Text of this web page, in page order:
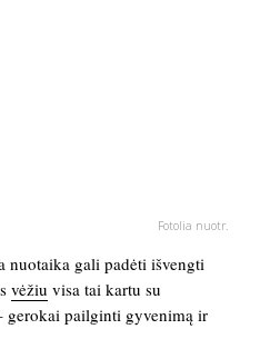
Fotolia nuotr.
nuotaika gali padėti išvengti
vėžiu visa tai kartu su
pailginti gyvenimą ir